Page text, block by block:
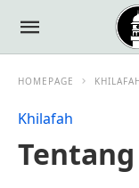
HOMEPAGE
Khilafah